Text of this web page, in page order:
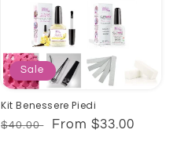
Sale
Kit Benessere Piedi
Regular
$40.00
Sale
From $33.00